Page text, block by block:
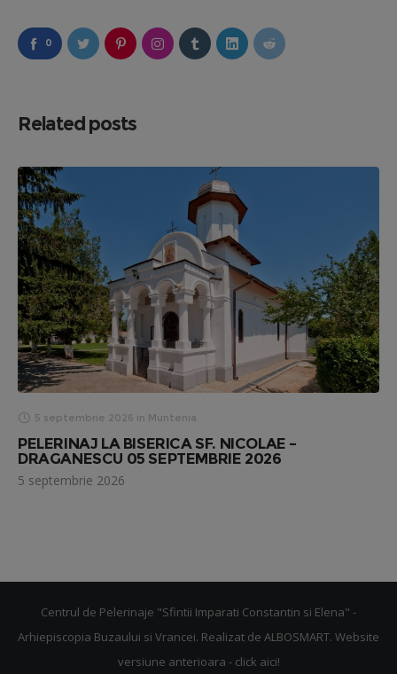
0
Related posts
5 septembrie 2026 in Muntenia
PELERINAJ LA BISERICA SF. NICOLAE –
DRAGANESCU 05 SEPTEMBRIE 2026
5 septembrie 2026
Centrul de Pelerinaje "Sfintii Imparati Constantin si Elena" -
Arhiepiscopia Buzaului si Vrancei. Realizat de ALBOSMART. Website
versiune anterioara - click aici!